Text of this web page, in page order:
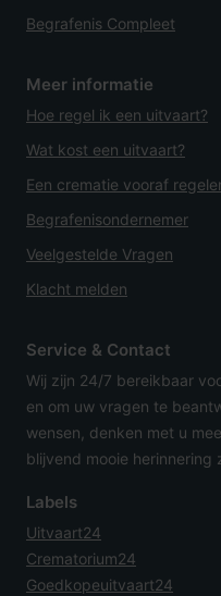
Begrafenis Compleet
Meer informatie
Hoe regel ik een uitvaart?
Wat kost een uitvaart?
Een crematie vooraf
Begrafenisondernemer
Veelgestelde Vragen
Klacht melden
Service & Contact
Wij zijn 24/7 bereikbaar
en om uw vragen te
wensen, denken met u
blijvend mooie herinnering
Labels
Uitvaart24
Crematorium24
Goedkopeuitvaart24